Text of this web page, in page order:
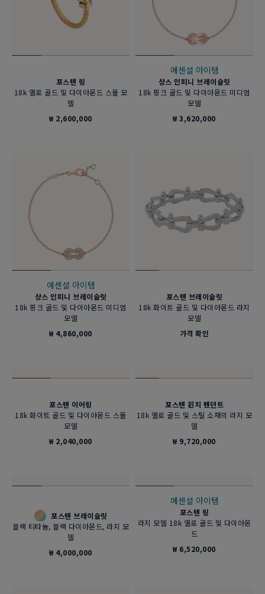
포스텐 링
18k 옐로 골드 및 다이아몬드 스몰 모
델
₩ 2,600,000
에센셜 아이템
샹스 인피니 브레이슬릿
18k 핑크 골드 및 다이아몬드 미디엄
모델
₩ 3,620,000
에센셜 아이템
샹스 인피니 브레이슬릿
18k 핑크 골드 및 다이아몬드 미디엄
모델
₩ 4,860,000
포스텐 브레이슬릿
18k 화이트 골드 및 다이아몬드 라지
모델
가격 확인
포스텐 이어링
18k 화이트 골드 및 다이아몬드 스몰
모델
₩ 2,040,000
포스텐 윈치 펜던트
18k 옐로 골드 및 스틸 소재의 라지 모
델
₩ 9,720,000